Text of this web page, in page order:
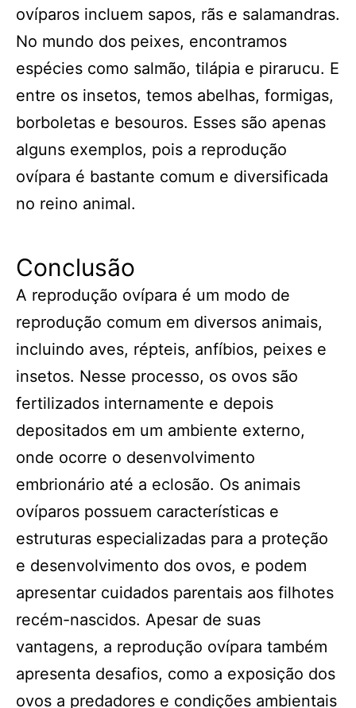
ovíparos incluem sapos, rãs e salamandras.
No mundo dos peixes, encontramos
espécies como salmão, tilápia e pirarucu. E
entre os insetos, temos abelhas, formigas,
borboletas e besouros. Esses são apenas
alguns exemplos, pois a reprodução
ovípara é bastante comum e diversificada
no reino animal.
Conclusão
A reprodução ovípara é um modo de
reprodução comum em diversos animais,
incluindo aves, répteis, anfíbios, peixes e
insetos. Nesse processo, os ovos são
fertilizados internamente e depois
depositados em um ambiente externo,
onde ocorre o desenvolvimento
embrionário até a eclosão. Os animais
ovíparos possuem características e
estruturas especializadas para a proteção
e desenvolvimento dos ovos, e podem
apresentar cuidados parentais aos filhotes
recém-nascidos. Apesar de suas
vantagens, a reprodução ovípara também
apresenta desafios, como a exposição dos
ovos a predadores e condições ambientais